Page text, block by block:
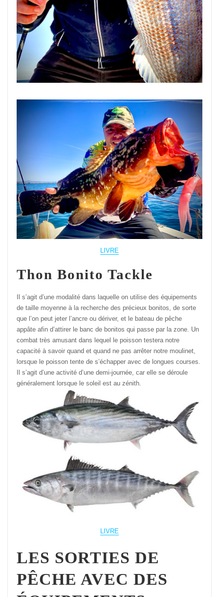
LIVRE
Thon Bonito Tackle
Il s’agit d’une modalité dans laquelle on utilise des équipements
de taille moyenne à la recherche des précieux bonitos, de sorte
que l’on peut jeter l’ancre ou dériver, et le bateau de pêche
appâte afin d’attirer le banc de bonitos qui passe par la zone. Un
combat très amusant dans lequel le poisson testera notre
capacité à savoir quand et quand ne pas arrêter notre moulinet,
lorsque le poisson tente de s’échapper avec de longues courses.
Il s’agit d’une activité d’une demi-journée, car elle se déroule
généralement lorsque le soleil est au zénith.
LIVRE
LES SORTIES DE
PÊCHE AVEC DES